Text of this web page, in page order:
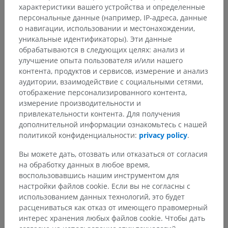
Анатомическая иерархия
Анатомия человека 1
характеристики вашего устройства и определенные
персональные данные (например, IP-адреса, данные
о навигации, использовании и местонахождении,
уникальные идентификаторы). Эти данные
обрабатываются в следующих целях: анализ и
улучшение опыта пользователя и/или нашего
контента, продуктов и сервисов, измерение и анализ
аудитории, взаимодействие с социальными сетями,
отображение персонализированного контента,
измерение производительности и
привлекательности контента. Для получения
дополнительной информации ознакомьтесь с нашей
политикой конфиденциальности: privacy policy.
Вы можете дать, отозвать или отказаться от согласия
на обработку данных в любое время,
воспользовавшись нашим инструментом для
настройки файлов cookie. Если вы не согласны с
использованием данных технологий, это будет
расцениваться как отказ от имеющего правомерный
интерес хранения любых файлов cookie. Чтобы дать